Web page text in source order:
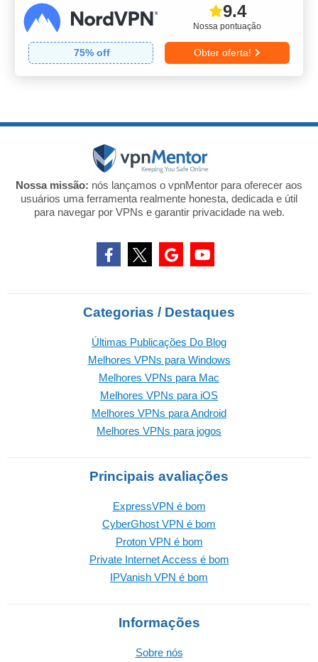
Nossa pontuação
9.4
75% off Obter oferta!
Nossa missão: nós lançamos o vpnMentor para oferecer aos
usuários uma ferramenta realmente honesta, dedicada e útil
para navegar por VPNs e garantir privacidade na web.
Categorias / Destaques
Últimas Publicações Do Blog
Melhores VPNs para Windows
Melhores VPNs para Mac
Melhores VPNs para iOS
Melhores VPNs para Android
Melhores VPNs para jogos
Principais avaliações
ExpressVPN é bom
CyberGhost VPN é bom
Proton VPN é bom
Private Internet Access é bom
IPVanish VPN é bom
Informações
Sobre nós